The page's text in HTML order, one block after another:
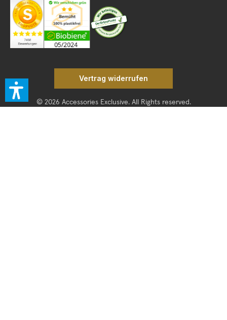
Vertrag widerrufen
© 2026 Accessories Exclusive. All Rights reserved.